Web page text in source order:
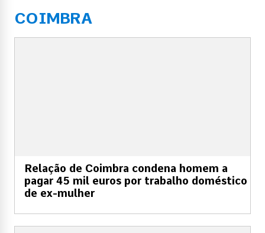
COIMBRA
Relação de Coimbra condena homem a
pagar 45 mil euros por trabalho doméstico
de ex-mulher